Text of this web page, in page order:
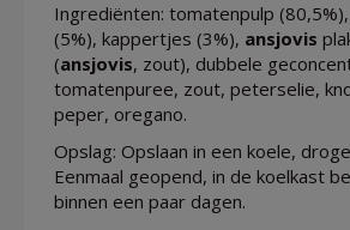
Ingrediënten: tomatenpulp
(5%), kappertjes (3%), ansjovis
(ansjovis, zout), dubbele
tomatenpuree, zout, peterselie,
peper, oregano.
Opslag: Opslaan in een koele,
Eenmaal geopend, in de koelkast
binnen een paar dagen.